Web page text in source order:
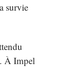
survie
À Impel